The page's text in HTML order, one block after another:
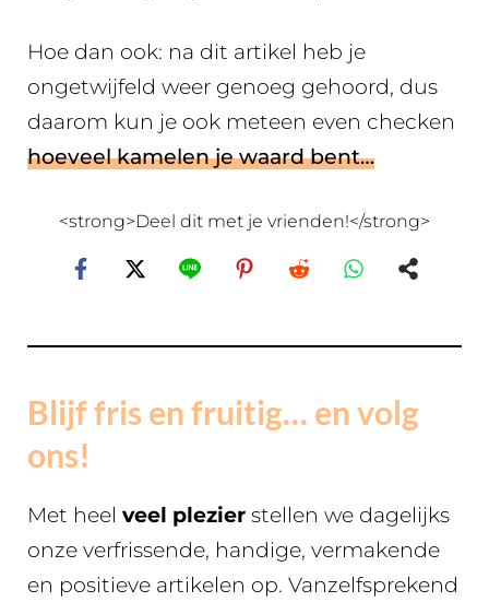
Hoe dan ook: na dit artikel heb je
ongetwijfeld weer genoeg gehoord, dus
daarom kun je ook meteen even checken
hoeveel kamelen je waard bent…
<strong>Deel dit met je vrienden!</strong>
Blijf fris en fruitig… en volg
ons!
Met heel veel plezier stellen we dagelijks
onze verfrissende, handige, vermakende
en positieve artikelen op. Vanzelfsprekend